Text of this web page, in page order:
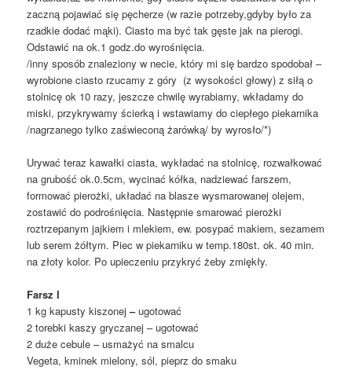
zaczną pojawiać się pęcherze (w razie potrzeby,gdyby było za
rzadkie dodać mąki). Ciasto ma być tak gęste jak na pierogi.
Odstawić na ok.1 godz.do wyrośnięcia.
/inny sposób znaleziony w necie, który mi się bardzo spodobał –
wyrobione ciasto rzucamy z góry (z wysokości głowy) z siłą o
stolnicę ok 10 razy, jeszcze chwilę wyrabiamy, wkładamy do
miski, przykrywamy ścierką i wstawiamy do ciepłego piekarnika
/nagrzanego tylko zaświeconą żarówką/ by wyrosło/*)
Urywać teraz kawałki ciasta, wykładać na stolnicę, rozwałkować
na grubość ok.0.5cm, wycinać kółka, nadziewać farszem,
formować pierożki, układać na blasze wysmarowanej olejem,
zostawić do podrośnięcia. Następnie smarować pierożki
roztrzepanym jajkiem i mlekiem, ew. posypać makiem, sezamem
lub serem żółtym. Piec w piekarniku w temp.180st. ok. 40 min.
na złoty kolor. Po upieczeniu przykryć żeby zmiękły.
Farsz I
1 kg kapusty kiszonej–ugotować
2 torebki kaszy gryczanej – ugotować
2 duże cebule – usmażyć na smalcu
Vegeta, kminek mielony, sól, pieprz do smaku